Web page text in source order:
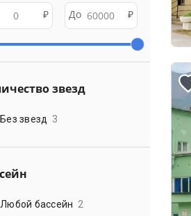
₽ До ₽
звезд
Без звезд 3
Любой бассейн 2